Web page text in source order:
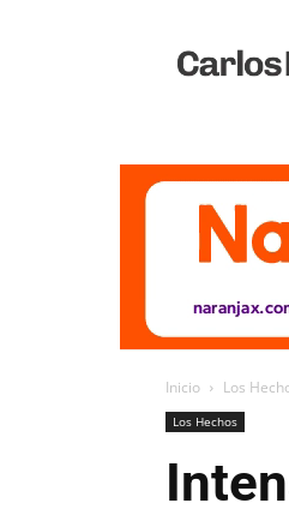
Vivo
Inicio Los
Los Hechos